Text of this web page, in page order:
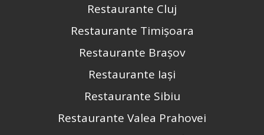
Restaurante Cluj
Restaurante Timișoara
Restaurante Brașov
Restaurante Iași
Restaurante Sibiu
Restaurante Valea Prahovei